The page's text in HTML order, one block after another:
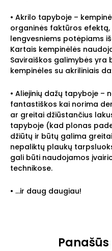
• Akrilo tapyboje –
organinės faktūros efektą,
lengvesniems potėpiams
Kartais kempinėlės
Saviraiškos galimybės yra
kempinėles su akriliniais
• Aliejinių dažų tapyboje –
fantastiškos kai norima
ar greitai džiūstančius
tapyboje (kad plonas
džiūtų ir būtų galima
nepaliktų plaukų
gali būti naudojamos
technikose.
• …ir daug daugiau!